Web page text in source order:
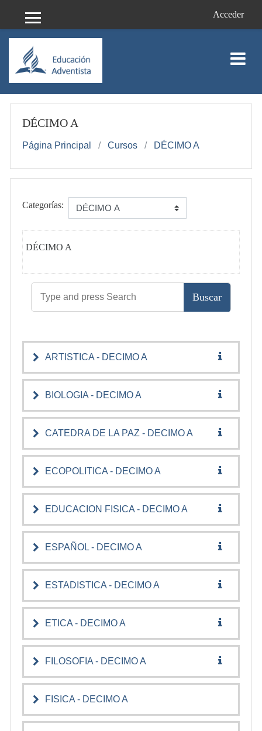
Panel lateral
Acceder
DÉCIMO A
Página Principal Cursos DÉCIMO A
Categorías:
DÉCIMO A
ARTISTICA - DECIMO A
BIOLOGIA - DECIMO A
CATEDRA DE LA PAZ - DECIMO A
ECOPOLITICA - DECIMO A
EDUCACION FISICA - DECIMO A
ESPAÑOL - DECIMO A
ESTADISTICA - DECIMO A
ETICA - DECIMO A
FILOSOFIA - DECIMO A
FISICA - DECIMO A